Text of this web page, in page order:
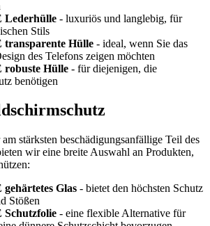
Lederhülle - luxuriös und langlebig, für
Stils
transparente Hülle - ideal, wenn Sie das
des Telefons zeigen möchten
robuste Hülle - für diejenigen, die
benötigen
stärksten beschädigungsanfällige Teil des
wir eine breite Auswahl an Produkten,
gehärtetes Glas - bietet den höchsten Schutz
Stößen
Schutzfolie - eine flexible Alternative für